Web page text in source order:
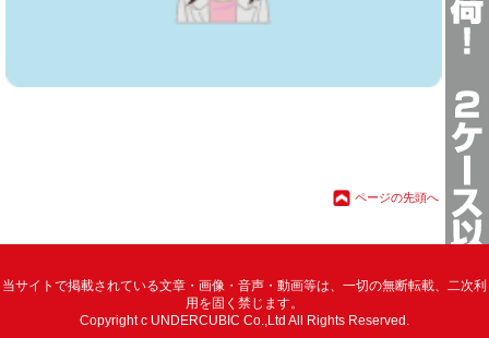
ページの先頭へ
当サイトで掲載されている文章・画像・音声・動画等は、一切の無断転載、二次利
用を固く禁じます。
Copyright c UNDERCUBIC Co.,Ltd All Rights Reserved.